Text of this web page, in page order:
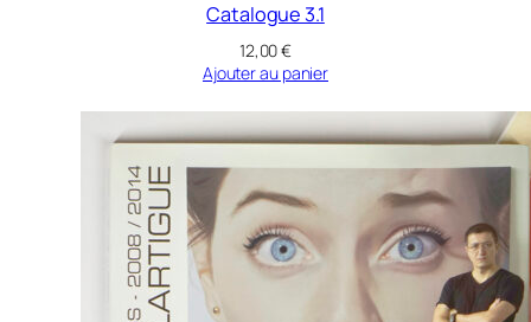
Catalogue 3.1
12,00€
Ajouter au panier